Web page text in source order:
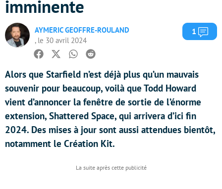
imminente
AYMERIC GEOFFRE-ROULAND
, le 30 avril 2024
1
Facebook
TwitterWhatsapp
Reddit
Alors que Starfield n’est déjà plus qu’un mauvais
souvenir pour beaucoup, voilà que Todd Howard
vient d’annoncer la fenêtre de sortie de l’énorme
extension, Shattered Space, qui arrivera d’ici fin
2024. Des mises à jour sont aussi attendues bientôt,
notamment le Création Kit.